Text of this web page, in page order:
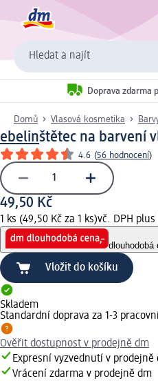
Hledat a najít
Doprava zdarma
Domů Vlasová kosmetika
ebelinštětec na barvení
4.6 (56 hodnocení)
49,50 Kč
1 ks (49,50 Kč za 1 ks)vč. DPH plus
dlouhodobá
Vložit do košíku
Skladem
Standardní doprava za 1-3
Ověřit dostupnost v prodejně dm
Expresní vyzvednutí v
Vrácení zdarma v prodejně dm